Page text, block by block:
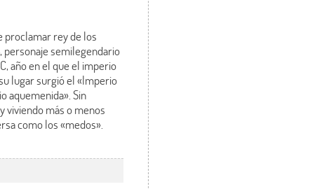
proclamar rey de los
personaje semilegendario
año en el que el imperio
lugar surgió el «Imperio
aquemenida». Sin
viviendo más o menos
como los «medos».